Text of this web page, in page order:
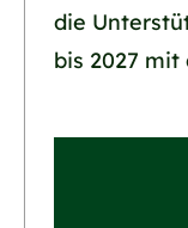
die
bis 2027